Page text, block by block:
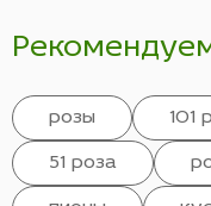
розы 101
51 роза